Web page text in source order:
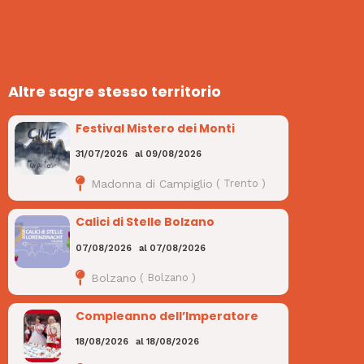
Altre sagre stesso territorio
Festival Mistero dei Monti
31/07/2026 al 09/08/2026
Madonna di Campiglio ( Trento )
Calici di Stelle Bolzano
07/08/2026 al 07/08/2026
Bolzano ( Bolzano )
Compleanno dell’Imperatore
18/08/2026 al 18/08/2026